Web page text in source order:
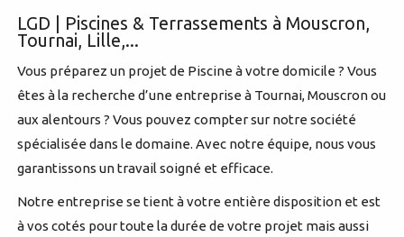
LGD | Piscines & Terrassements à Mouscron,
Tournai, Lille,...
Vous préparez un projet de Piscine à votre domicile ? Vous
êtes à la recherche d’une entreprise à Tournai, Mouscron ou
aux alentours ? Vous pouvez compter sur notre société
spécialisée dans le domaine. Avec notre équipe, nous vous
garantissons un travail soigné et efficace.
Notre entreprise se tient à votre entière disposition et est
à vos cotés pour toute la durée de votre projet mais aussi